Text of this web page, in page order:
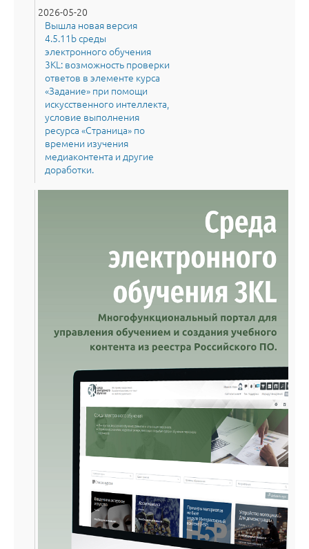
2026-05-20
Вышла новая версия
4.5.11b среды
электронного обучения
3KL: возможность проверки
ответов в элементе курса
«Задание» при помощи
искусственного интеллекта,
условие выполнения
ресурса «Страница» по
времени изучения
медиаконтента и другие
доработки.